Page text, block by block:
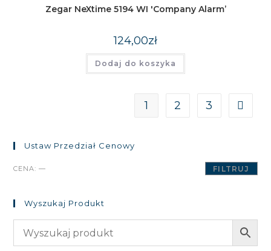
Zegar NeXtime 5194 WI 'Company Alarm’
124,00zł
Dodaj do koszyka
1 2 3
Ustaw Przedział Cenowy
Cena
Cena
FILTRUJ
CENA:—
Wyszukaj Produkt